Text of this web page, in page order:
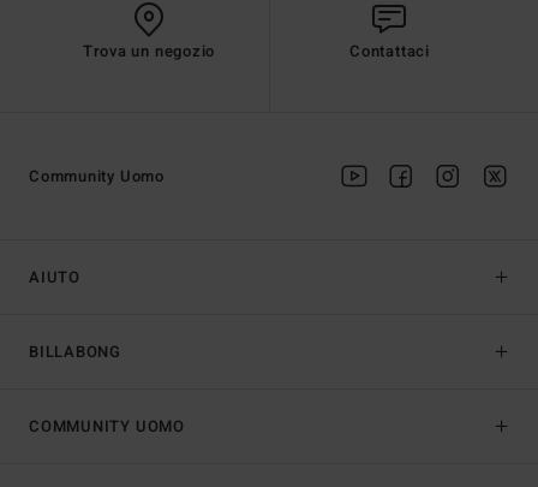
Trova un negozio Contattaci
AIUTO
BILLABONG
Community Uomo
COMMUNITY UOMO